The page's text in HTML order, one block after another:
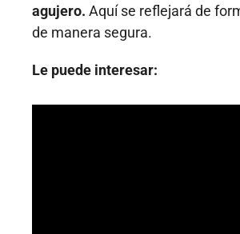
agujero. Aquí se reflejará de
de manera segura.
Le puede interesar: